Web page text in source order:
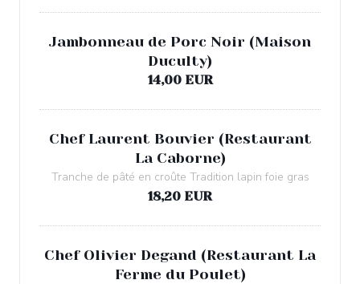
Jambonneau de Porc Noir (Maison
Duculty)
14,00 EUR
Chef Laurent Bouvier (Restaurant
La Caborne)
Tranche de pâté en croûte Tradition lapin foie gras
18,20 EUR
Chef Olivier Degand (Restaurant La
Ferme du Poulet)